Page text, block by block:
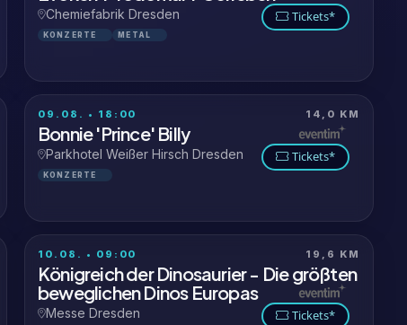
Chemiefabrik Dresden
KONZERTE METAL
Tickets*
09.08. • 18:00 14,0 KM
Bonnie 'Prince' Billy
Parkhotel Weißer Hirsch Dresden
KONZERTE
Tickets*
10.08. • 09:00 19,6 KM
Königreich der Dinosaurier - Die größten
beweglichen Dinos Europas
Messe Dresden Tickets*